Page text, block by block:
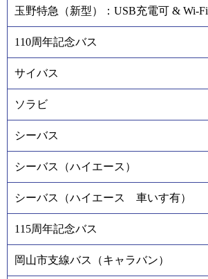
玉野特急（新型）：USB充電可 & Wi-Fi
110周年記念バス
サイバス
ソラビ
シーバス
シーバス（ハイエース）
シーバス（ハイエース 車いす有）
115周年記念バス
岡山市支線バス（キャラバン）